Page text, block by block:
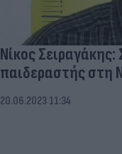
Νίκος
παιδεραστής στη
20.06.2023 11:34